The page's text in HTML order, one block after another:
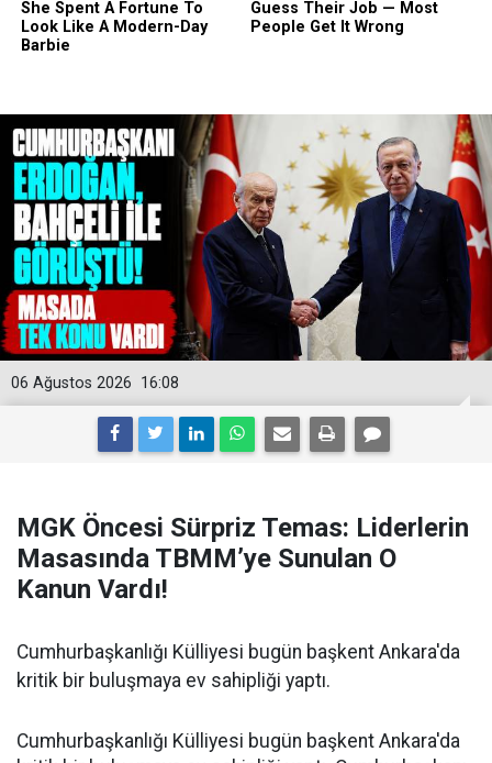
16:08
06 Ağustos 2026
MGK Öncesi Sürpriz Temas: Liderlerin
Masasında TBMM’ye Sunulan O
Kanun Vardı!
Cumhurbaşkanlığı Külliyesi bugün başkent Ankara'da
kritik bir buluşmaya ev sahipliği yaptı.
Cumhurbaşkanlığı Külliyesi bugün başkent Ankara'da